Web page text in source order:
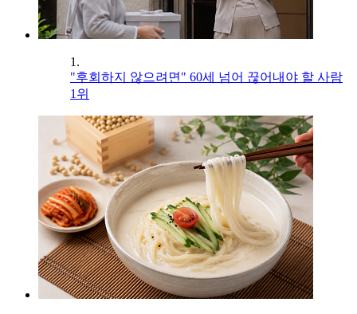
1.
"후회하지 않으려면" 60세 넘어 끊어내야 할 사람
1위